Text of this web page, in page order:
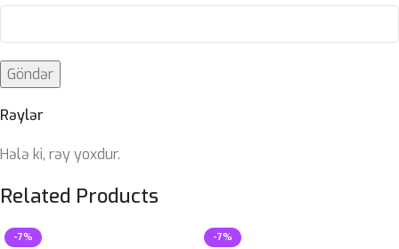
Rəylər
Hələ ki, rəy yoxdur.
Related Products
-7% -7%